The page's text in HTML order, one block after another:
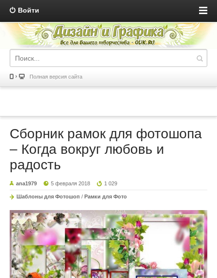
Войти
Полная версия сайта
Сборник рамок для фотошопа
– Когда вокруг любовь и
радость
ana1979 5 февраля 2018 1 029
Шаблоны для Фотошоп / Рамки для Фото